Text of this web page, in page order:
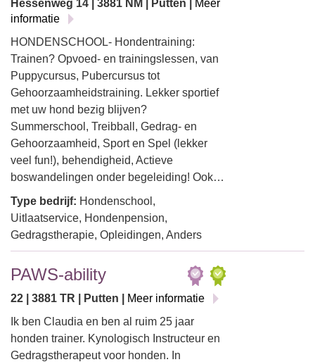
Hessenweg 14 | 3881 NM | Putten |
Meer
informatie
HONDENSCHOOL- Hondentraining:
Trainen? Opvoed- en trainingslessen, van
Puppycursus, Pubercursus tot
Gehoorzaamheidstraining. Lekker sportief
met uw hond bezig blijven?
Summerschool, Treibball, Gedrag- en
Gehoorzaamheid, Sport en Spel (lekker
veel fun!), behendigheid, Actieve
boswandelingen onder begeleiding! Ook…
Type bedrijf: Hondenschool,
Uitlaatservice, Hondenpension,
Gedragstherapie, Opleidingen, Anders
PAWS-ability
22 | 3881 TR | Putten |
Meer informatie
Ik ben Claudia en ben al ruim 25 jaar
honden trainer. Kynologisch Instructeur en
Gedragstherapeut voor honden. In